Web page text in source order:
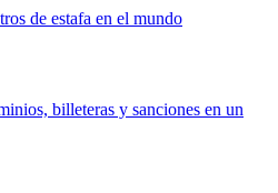
de estafa en el mundo
billeteras y sanciones en un